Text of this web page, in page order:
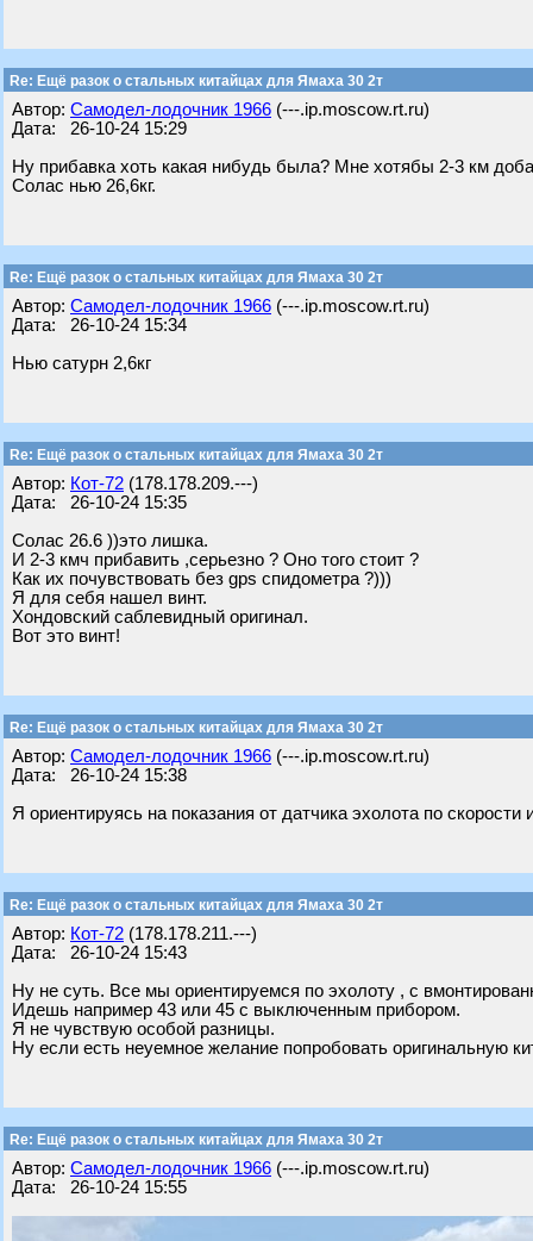
Re: Ещё разок о стальных китайцах для Ямаха 30 2т
Автор: Самодел-лодочник 1966 (---.ip.moscow.rt.ru)
Дата: 26-10-24 15:29
Ну прибавка хоть какая нибудь была? Мне хотябы 2-3 км
Солас нью 26,6кг.
Re: Ещё разок о стальных китайцах для Ямаха 30 2т
Автор: Самодел-лодочник 1966 (---.ip.moscow.rt.ru)
Дата: 26-10-24 15:34
Нью сатурн 2,6кг
Re: Ещё разок о стальных китайцах для Ямаха 30 2т
Автор: Кот-72 (178.178.209.---)
Дата: 26-10-24 15:35
Солас 26.6 ))это лишка.
И 2-3 кмч прибавить ,серьезно ? Оно того стоит ?
Как их почувствовать без gps спидометра ?)))
Я для себя нашел винт.
Хондовский саблевидный оригинал.
Вот это винт!
Re: Ещё разок о стальных китайцах для Ямаха 30 2т
Автор: Самодел-лодочник 1966 (---.ip.moscow.rt.ru)
Дата: 26-10-24 15:38
Я ориентируясь на показания от датчика эхолота по
Re: Ещё разок о стальных китайцах для Ямаха 30 2т
Автор: Кот-72 (178.178.211.---)
Дата: 26-10-24 15:43
Ну не суть. Все мы ориентируемся по эхолоту , с
Идешь например 43 или 45 с выключенным прибором.
Я не чувствую особой разницы.
Ну если есть неуемное желание попробовать оригинальную
Re: Ещё разок о стальных китайцах для Ямаха 30 2т
Автор: Самодел-лодочник 1966 (---.ip.moscow.rt.ru)
Дата: 26-10-24 15:55